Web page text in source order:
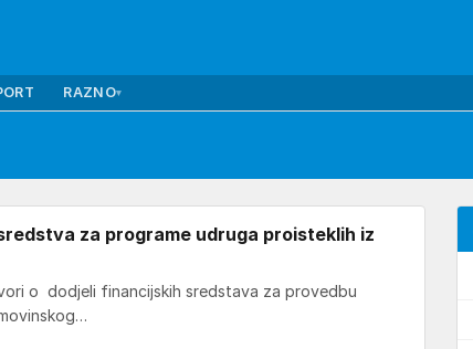
RAZNO▾
sredstva za programe udruga proisteklih iz
o dodjeli financijskih sredstava za provedbu